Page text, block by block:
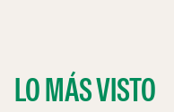
LO MÁS VISTO